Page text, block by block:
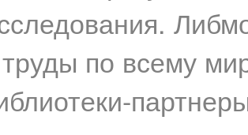
труды по всему